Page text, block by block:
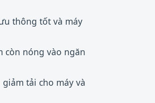
thông tốt và máy
còn nóng vào ngăn
tải cho máy và